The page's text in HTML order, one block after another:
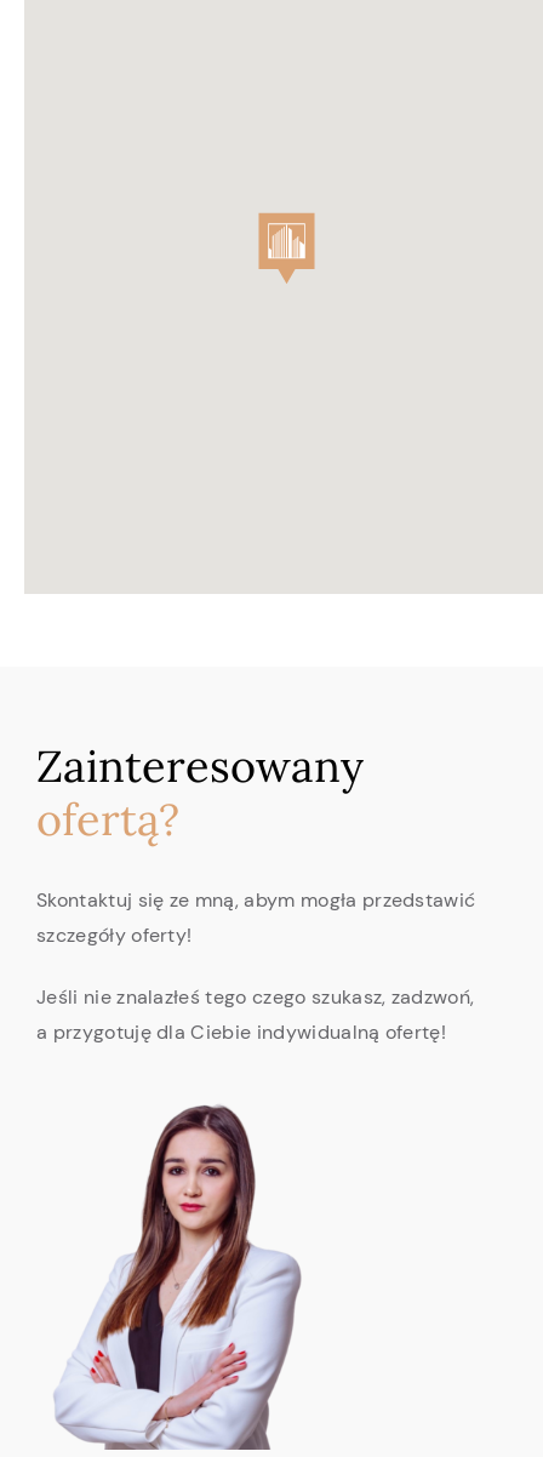
Zainteresowany
ofertą?
Skontaktuj się ze mną, abym mogła przedstawić
szczegóły oferty!
Jeśli nie znalazłeś tego czego szukasz, zadzwoń,
a przygotuję dla Ciebie indywidualną ofertę!